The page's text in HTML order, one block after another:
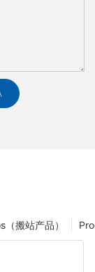
搬站产品）